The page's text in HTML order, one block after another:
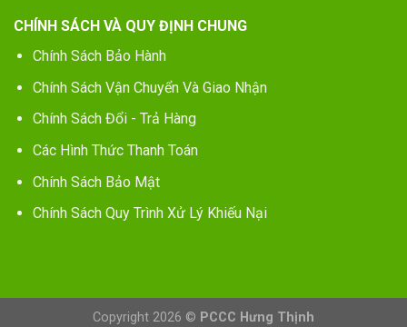
CHÍNH SÁCH VÀ QUY ĐỊNH CHUNG
Chính Sách Bảo Hành
Chính Sách Vận Chuyển Và Giao Nhận
Chính Sách Đổi - Trả Hàng
Các Hình Thức Thanh Toán
Chính Sách Bảo Mật
Chính Sách Quy Trình Xử Lý Khiếu Nại
Copyright 2026 © PCCC Hưng Thịnh